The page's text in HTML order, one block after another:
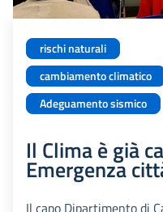
rischi naturali
cambiamento climatico
Adeguamento sismico
Il Clima è già
Emergenza